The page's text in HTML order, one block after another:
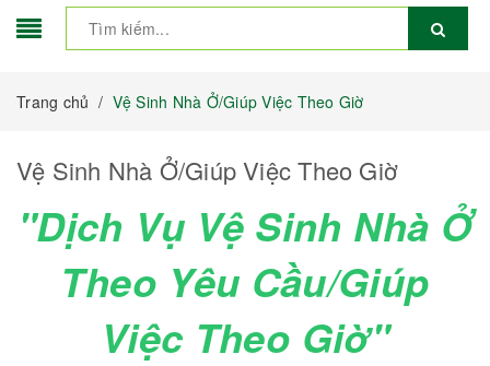
Trang chủ / Vệ Sinh Nhà Ở/Giúp Việc Theo Giờ
Vệ Sinh Nhà Ở/Giúp Việc Theo Giờ
"Dịch Vụ Vệ Sinh Nhà Ở
Theo Yêu Cầu/Giúp
Việc Theo Giờ"